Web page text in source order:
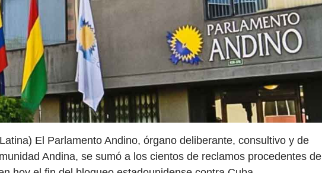
El Parlamento Andino, órgano deliberante, consultivo y de
Andina, se sumó a los cientos de reclamos procedentes de